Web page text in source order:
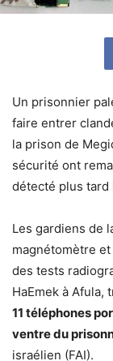
Un prisonnier
faire entrer
la prison de
sécurité ont
détecté plus tard
Les gardiens de
magnétomètre
des tests
HaEmek à
11 téléphones
ventre du
israélien (FAI).